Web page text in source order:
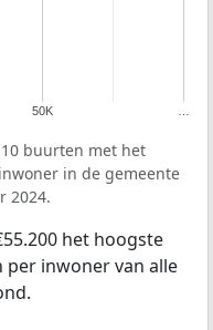
50K
buurten met het
in de gemeente
2024.
het hoogste
inwoner van alle